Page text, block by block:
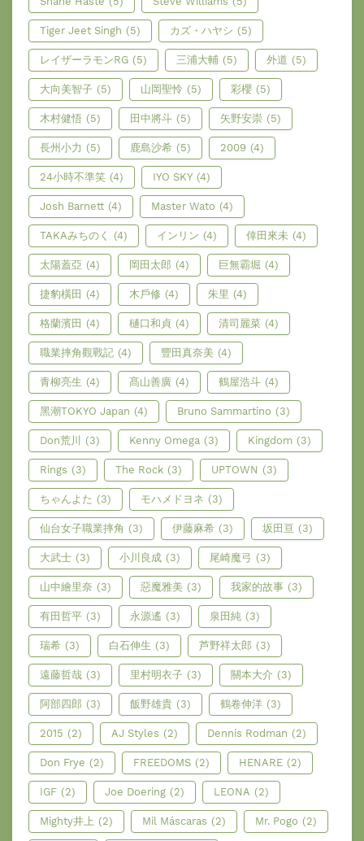
Tiger Jeet Singh (5) カズ・ハヤシ (5)
レイザーラモンRG (5) 三浦大輔 (5) 外道 (5)
大向美智子 (5) 山岡聖怜 (5) 彩櫻 (5)
木村健悟 (5) 田中將斗 (5) 矢野安崇 (5)
長州小力 (5) 鹿島沙希 (5) 2009 (4)
24小時不準笑 (4) IYO SKY (4)
Josh Barnett (4) Master Wato (4)
TAKAみちのく (4) インリン (4) 倖田來未 (4)
太陽蓋亞 (4) 岡田太郎 (4) 巨無霸堀 (4)
捷豹橫田 (4) 木戶修 (4) 朱里 (4)
格蘭濱田 (4) 樋口和貞 (4) 清司麗菜 (4)
職業摔角觀戰記 (4) 豐田真奈美 (4)
青柳亮生 (4) 髙山善廣 (4) 鶴屋浩斗 (4)
黑潮TOKYO Japan (4) Bruno Sammartino (3)
Don荒川 (3) Kenny Omega (3) Kingdom (3)
Rings (3) The Rock (3) UPTOWN (3)
ちゃんよた (3) モハメドヨネ (3)
仙台女子職業摔角 (3) 伊藤麻希 (3) 坂田亘 (3)
大武士 (3) 小川良成 (3) 尾崎魔弓 (3)
山中繪里奈 (3) 惡魔雅美 (3) 我家的故事 (3)
有田哲平 (3) 永源遙 (3) 泉田純 (3)
瑞希 (3) 白石伸生 (3) 芦野祥太郎 (3)
遠藤哲哉 (3) 里村明衣子 (3) 關本大介 (3)
阿部四郎 (3) 飯野雄貴 (3) 鶴卷伸洋 (3)
2015 (2) AJ Styles (2) Dennis Rodman (2)
Don Frye (2) FREEDOMS (2) HENARE (2)
IGF (2) Joe Doering (2) LEONA (2)
Mighty井上 (2) Mil Máscaras (2) Mr. Pogo (2)